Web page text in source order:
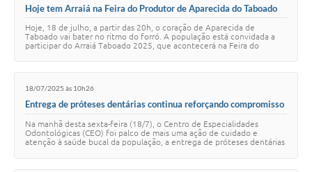
Hoje tem Arraiá na Feira do Produtor de Aparecida do Taboado
Hoje, 18 de julho, a partir das 20h, o coração de Aparecida de
Taboado vai bater no ritmo do forró. A população está convidada a
participar do Arraiá Taboado 2025, que acontecerá na Feira do
18/07/2025 às 10h26
Entrega de próteses dentárias continua reforçando compromisso
Na manhã desta sexta-feira (18/7), o Centro de Especialidades
Odontológicas (CEO) foi palco de mais uma ação de cuidado e
atenção à saúde bucal da população, a entrega de próteses dentárias